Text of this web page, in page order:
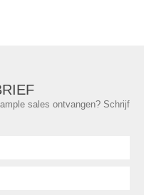
sales ontvangen? Schrijf